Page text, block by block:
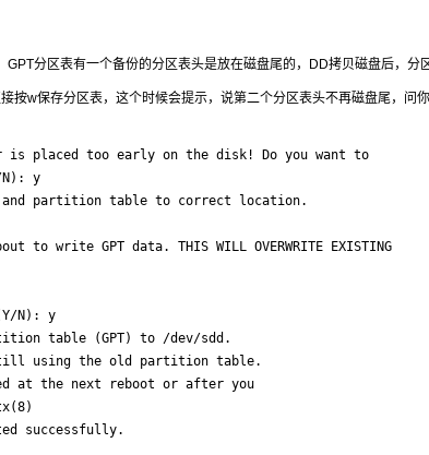
GPT分区表有一个备份的分区表头是放在磁盘尾的，DD拷贝磁盘后，分
按w保存分区表，这个时候会提示，说第二个分区表头不再磁盘尾，问
is placed too early on the disk! Do you want to
N): y
and partition table to correct location.
to write GPT data. THIS WILL OVERWRITE EXISTING
N): y
table (GPT) to /dev/sdd.
using the old partition table.
at the next reboot or after you